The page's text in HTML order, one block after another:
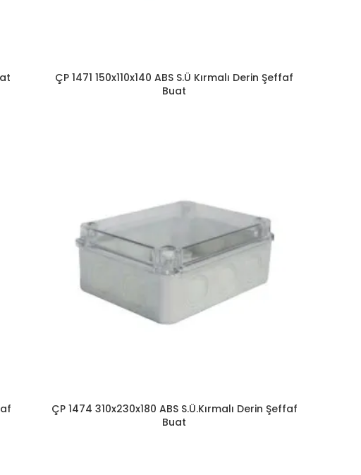
ÇP 1471 150x110x140 ABS S.Ü Kırmalı Derin Şeffaf
Buat
ÇP 1474 310x230x180 ABS S.Ü.Kırmalı Derin Şeffaf
Buat